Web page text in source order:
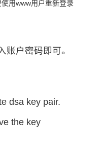
用www用户重新登录
账户密码即可。
dsa key pair.
the key